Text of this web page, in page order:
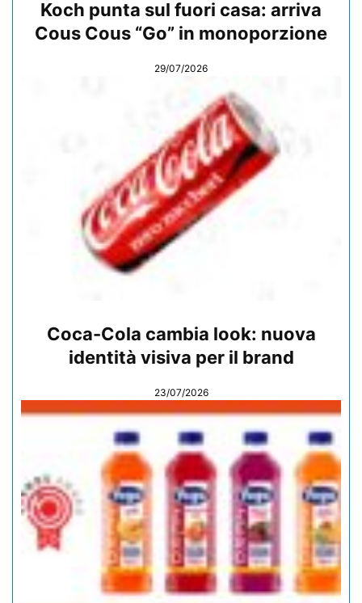
Koch punta sul fuori casa: arriva
Cous Cous “Go” in monoporzione
29/07/2026
Coca-Cola cambia look: nuova
identità visiva per il brand
23/07/2026